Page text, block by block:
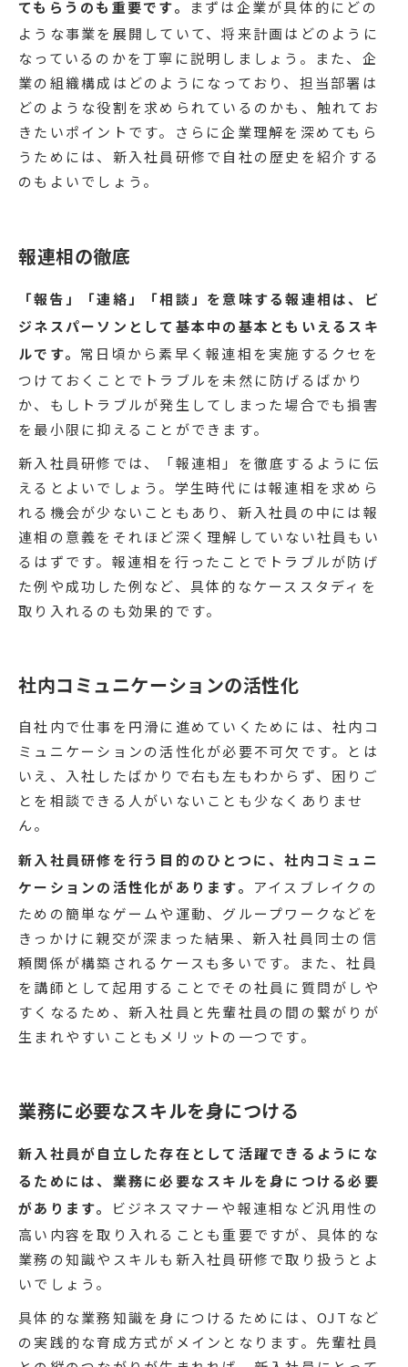
てもらうのも重要です。
まずは企業が具体的にどの
ような事業を展開していて、将来計画はどのように
なっているのかを丁寧に説明しましょう。また、企
業の組織構成はどのようになっており、担当部署は
どのような役割を求められているのかも、触れてお
きたいポイントです。さらに企業理解を深めてもら
うためには、新入社員研修で自社の歴史を紹介する
のもよいでしょう。
報連相の徹底
「報告」「連絡」「相談」を意味する報連相は、ビ
ジネスパーソンとして基本中の基本ともいえるスキ
ルです。 常日頃から素早く報連相を実施するクセを
つけておくことでトラブルを未然に防げるばかり
か、もしトラブルが発生してしまった場合でも損害
を最小限に抑えることができます。
新入社員研修では、「報連相」を徹底するように伝
えるとよいでしょう。学生時代には報連相を求めら
れる機会が少ないこともあり、新入社員の中には報
連相の意義をそれほど深く理解していない社員もい
るはずです。報連相を行ったことでトラブルが防げ
た例や成功した例など、具体的なケーススタディを
取り入れるのも効果的です。
社内コミュニケーションの活性化
自社内で仕事を円滑に進めていくためには、社内コ
ミュニケーションの活性化が必要不可欠です。とは
いえ、入社したばかりで右も左もわからず、困りご
とを相談できる人がいないことも少なくありませ
ん。
新入社員研修を行う目的のひとつに、社内コミュニ
ケーションの活性化があります。
アイスブレイクの
ための簡単なゲームや運動、グループワークなどを
きっかけに親交が深まった結果、新入社員同士の信
頼関係が構築されるケースも多いです。また、社員
を講師として起用することでその社員に質問がしや
すくなるため、新入社員と先輩社員の間の繋がりが
生まれやすいこともメリットの一つです。
業務に必要なスキルを身につける
新入社員が自立した存在として活躍できるようにな
るためには、業務に必要なスキルを身につける必要
があります。
ビジネスマナーや報連相など汎用性の
高い内容を取り入れることも重要ですが、具体的な
業務の知識やスキルも新入社員研修で取り扱うとよ
いでしょう。
具体的な業務知識を身につけるためには、OJTなど
の実践的な育成方式がメインとなります。先輩社員